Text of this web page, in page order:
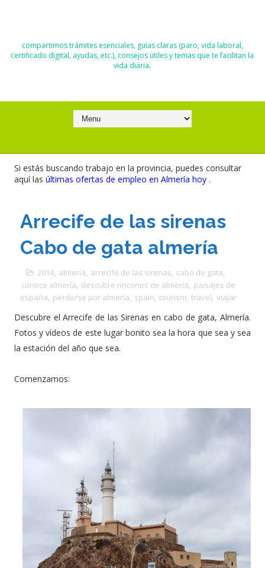
compartimos trámites esenciales, guías claras (paro, vida laboral,
certificado digital, ayudas, etc.), consejos útiles y temas que te facilitan la
vida diaria.
Si estás buscando trabajo en la provincia, puedes consultar
aquí las últimas ofertas de empleo en Almería hoy .
Arrecife de las sirenas
Cabo de gata almería
2014, almería, arrecife de las sirenas, cabo de gata,
conoce almería, descubre rincones de almería, paisajes de
españa, perderse por almería, spain, tourism, travel, viajar
Descubre el Arrecife de las Sirenas en cabo de gata, Almería.
Fotos y vídeos de este lugar bonito sea la hora que sea y sea
la estación del año que sea.
Comenzamos: